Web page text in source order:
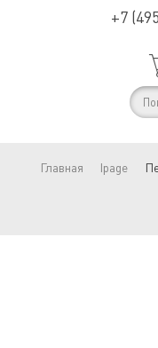
+7
Главная lpage